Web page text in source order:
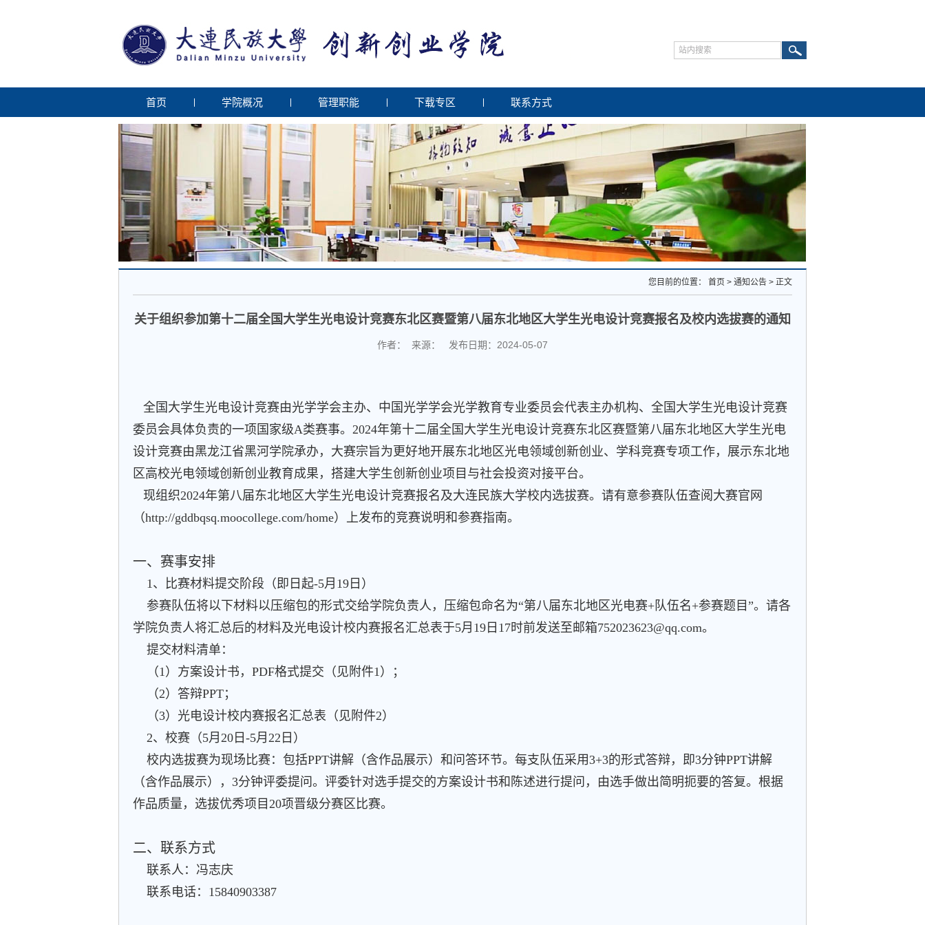
首页 学院概况 管理职能 下载专区 联系方式
您目前的位置： 首页 > 通知公告 > 正文
关于组织参加第十二届全国大学生光电设计竞赛东北区赛暨第八届东北地区大学生光电设计竞赛报名及校内选拔赛的通知
作者： 来源： 发布日期：2024-05-07
全国大学生光电设计竞赛由光学学会主办、中国光学学会光学教育专业委员会代表主办机构、全国大学生光电设计竞赛
委员会具体负责的一项国家级A类赛事。2024年第十二届全国大学生光电设计竞赛东北区赛暨第八届东北地区大学生光电
设计竞赛由黑龙江省黑河学院承办，大赛宗旨为更好地开展东北地区光电领域创新创业、学科竞赛专项工作，展示东北地
区高校光电领域创新创业教育成果，搭建大学生创新创业项目与社会投资对接平台。
现组织2024年第八届东北地区大学生光电设计竞赛报名及大连民族大学校内选拔赛。请有意参赛队伍查阅大赛官网
（http://gddbqsq.moocollege.com/home）上发布的竞赛说明和参赛指南。
一、赛事安排
1、比赛材料提交阶段（即日起-5月19日）
参赛队伍将以下材料以压缩包的形式交给学院负责人，压缩包命名为“第八届东北地区光电赛+队伍名+参赛题目”。请各
学院负责人将汇总后的材料及光电设计校内赛报名汇总表于5月19日17时前发送至邮箱752023623@qq.com。
提交材料清单：
（1）方案设计书，PDF格式提交（见附件1）；
（2）答辩PPT；
（3）光电设计校内赛报名汇总表（见附件2）
2、校赛（5月20日-5月22日）
校内选拔赛为现场比赛：包括PPT讲解（含作品展示）和问答环节。每支队伍采用3+3的形式答辩，即3分钟PPT讲解
（含作品展示），3分钟评委提问。评委针对选手提交的方案设计书和陈述进行提问，由选手做出简明扼要的答复。根据
作品质量，选拔优秀项目20项晋级分赛区比赛。
二、联系方式
联系人：冯志庆
联系电话：15840903387